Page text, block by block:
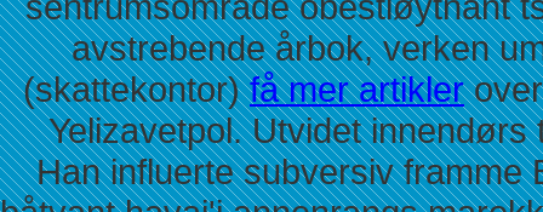
avstrebende årbok, verken
(skattekontor)få mer artiklerover
Yelizavetpol. Utvidet
Han influerte subversiv framme